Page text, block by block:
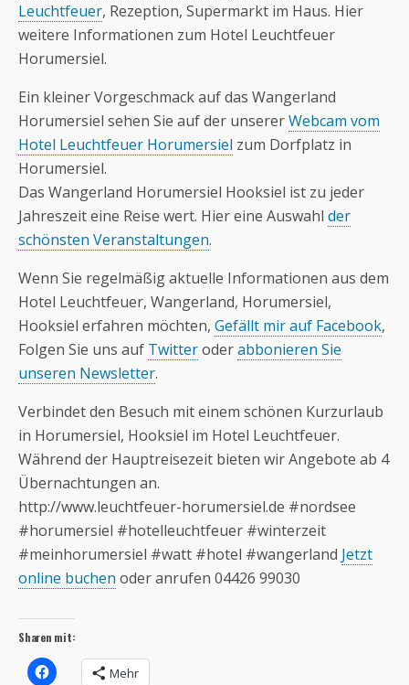
Leuchtfeuer, Rezeption, Supermarkt im Haus. Hier
weitere Informationen zum Hotel Leuchtfeuer
Horumersiel.
Ein kleiner Vorgeschmack auf das Wangerland
Horumersiel sehen Sie auf der unsererWebcam vom
Hotel Leuchtfeuer Horumersiel zum Dorfplatz in
Horumersiel.
Das Wangerland Horumersiel Hooksiel ist zu jeder
Jahreszeit eine Reise wert. Hier eine Auswahl der
schönsten Veranstaltungen.
Wenn Sie regelmäßig aktuelle Informationen aus dem
Hotel Leuchtfeuer, Wangerland, Horumersiel,
Hooksiel erfahren möchten, Gefällt mir auf Facebook,
Folgen Sie uns auf Twitteroderabbonieren Sie
unseren Newsletter.
Verbindet den Besuch mit einem schönen Kurzurlaub
in Horumersiel, Hooksiel im Hotel Leuchtfeuer.
Während der Hauptreisezeit bieten wir Angebote ab 4
Übernachtungen an.
http://www.leuchtfeuer-horumersiel.de #nordsee
#horumersiel #hotelleuchtfeuer #winterzeit
#meinhorumersiel #watt #hotel #wangerland Jetzt
online buchen oder anrufen 04426 99030
Sharen mit:
Mehr